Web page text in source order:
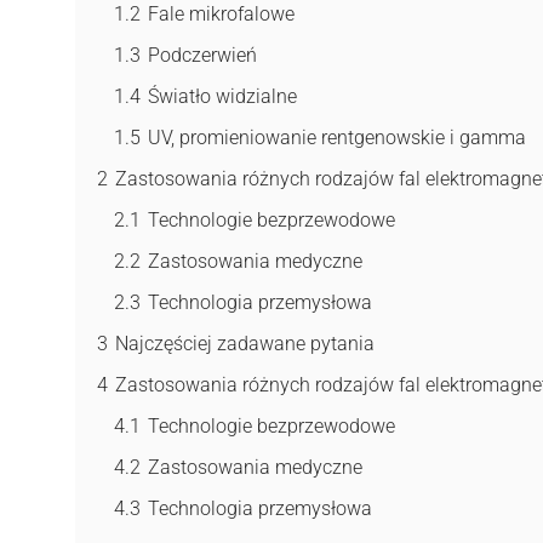
1.2 Fale mikrofalowe
1.3 Podczerwień
1.4 Światło widzialne
1.5 UV, promieniowanie rentgenowskie i gamma
2 Zastosowania różnych rodzajów fal
2.1 Technologie bezprzewodowe
2.2 Zastosowania medyczne
2.3 Technologia przemysłowa
3 Najczęściej zadawane pytania
4 Zastosowania różnych rodzajów fal
4.1 Technologie bezprzewodowe
4.2 Zastosowania medyczne
4.3 Technologia przemysłowa